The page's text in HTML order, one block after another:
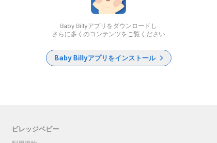
Baby Billyアプリをダウンロードし
さらに多くのコンテンツをご覧ください
Baby Billyアプリをインストール
ビレッジベビー